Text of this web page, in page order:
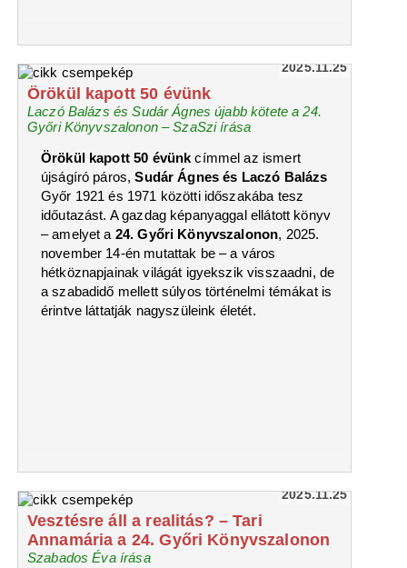
2025.11.25
Örökül kapott 50 évünk
Laczó Balázs és Sudár Ágnes újabb kötete a 24.
Győri Könyvszalonon – SzaSzi írása
Örökül kapott 50 évünk címmel az ismert
újságíró páros,Sudár Ágnes és Laczó Balázs
Győr 1921 és 1971 közötti időszakába tesz
időutazást. A gazdag képanyaggal ellátott könyv
– amelyet a 24. Győri Könyvszalonon, 2025.
november 14-én mutattak be – a város
hétköznapjainak világát igyekszik visszaadni, de
a szabadidő mellett súlyos történelmi témákat is
érintve láttatják nagyszüleink életét.
2025.11.25
Vesztésre áll a realitás? – Tari
Annamária a 24. Győri Könyvszalonon
Szabados Éva írása